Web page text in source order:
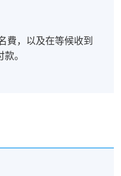
費，以及在等候收到
。